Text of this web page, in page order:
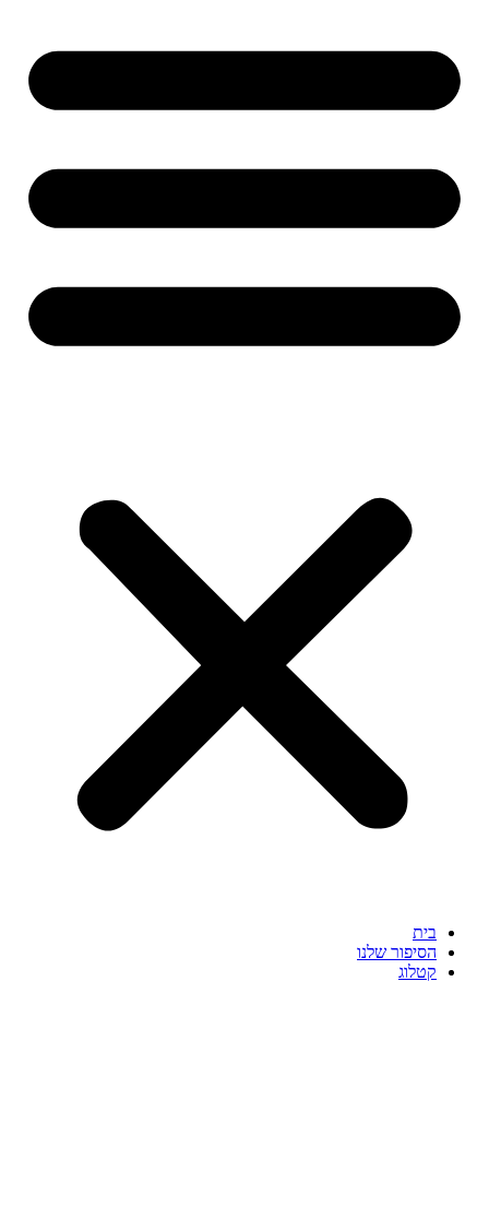
בית
הסיפור שלנו
קטלוג